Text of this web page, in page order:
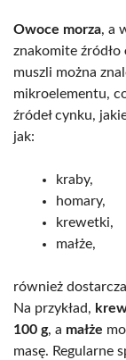
Owoce morza, a
znakomite źródło
muszli można
mikroelementu,
źródeł cynku,
jak:
kraby,
homary,
krewetki,
małże,
również
Na przykład,
100 g, a małże
masę. Regularne